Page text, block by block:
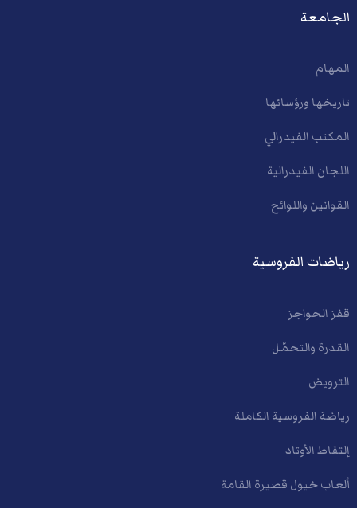
الجامعة
المهام
تاريخها ورؤسائها
المكتب الفيدرالي
اللجان الفيدرالية
القوانين واللوائح
رياضات الفروسية
قفز الحواجز
القدرة والتحمّل
الترويض
رياضة الفروسية الكاملة
إلتقاط الأوتاد
ألعاب خيول قصيرة القامة